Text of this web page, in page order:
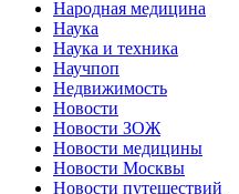
Народная медицина
Наука
Наука и техника
Научпоп
Недвижимость
Новости
Новости ЗОЖ
Новости медицины
Новости Москвы
Новости путешествий